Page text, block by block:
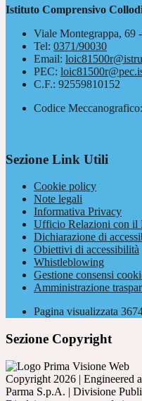
Istituto Comprensivo
Viale Montegrappa, 69
Tel: 0371/90030
Email:
PEC:
C.F.: 92559810152
Codice
Sezione Link Utili
Cookie policy
Note legali
Informativa Privacy
Ufficio Relazioni con il
Dichiarazione di
Obiettivi di accessibilità
Whistleblowing
Gestione consensi
Amministrazione
Pagina visualizzata
Sezione Copyright
Copyright 2026 | Engineered
Parma S.p.A. | Divisione